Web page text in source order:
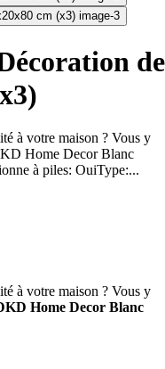
de
à votre maison ? Vous y
Home Decor Blanc
à piles: OuiType:...
à votre maison ? Vous y
Home Decor Blanc